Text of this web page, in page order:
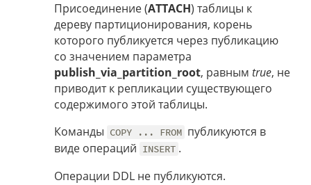
Присоединение (ATTACH) таблицы к
дереву партиционирования, корень
которого публикуется через публикацию
со значением параметра
publish_via_partition_root, равным true, не
приводит к репликации существующего
содержимого этой таблицы.
Команды COPY ... FROM публикуются в
виде операций INSERT .
Операции DDL не публикуются.